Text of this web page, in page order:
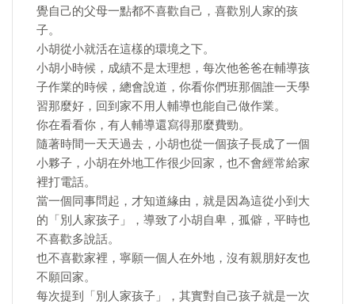
覺自己的父母一點都不喜歡自己，喜歡別人家的孩
子。
小胡從小就活在這樣的環境之下。
小胡小時候，成績不是太理想，每次他爸爸在輔導孩
子作業的時候，總會說道，你看你們班那個誰一天學
習那麼好，回到家不用人輔導也能自己做作業。
你在看看你，有人輔導還寫得那麼費勁。
隨著時間一天天過去，小胡也從一個孩子長成了一個
小夥子，小胡在外地工作很少回家，也不會經常給家
裡打電話。
當一個同事問起，才知道緣由，就是因為這從小到大
的「別人家孩子」，導致了小胡自卑，孤僻，平時也
不喜歡多說話。
也不喜歡家裡，寧願一個人在外地，沒有親朋好友也
不願回家。
每次提到「別人家孩子」，其實對自己孩子就是一次